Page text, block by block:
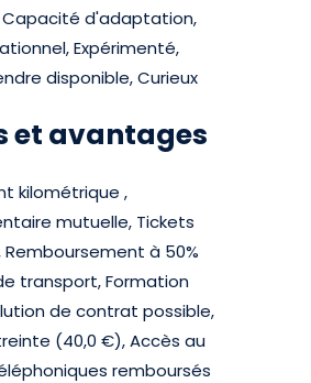
Capacité d'adaptation,
Expérimenté,
disponible, Curieux
et avantages
kilométrique ,
mutuelle, Tickets
à 50%
transport, Formation
de contrat possible,
(40,0 €), Accès au
remboursés